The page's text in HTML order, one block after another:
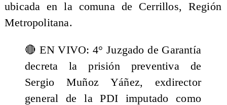
ubicada en la comuna de Cerrillos, Región
Metropolitana.
🔴 EN VIVO: 4° Juzgado de Garantía
decreta la prisión preventiva de
Sergio Muñoz Yáñez, exdirector
general de la PDI imputado como